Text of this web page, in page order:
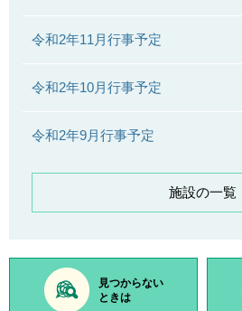
令和2年11月行事予定
令和2年10月行事予定
令和2年9月行事予定
施設の一覧
見つからない
ときは